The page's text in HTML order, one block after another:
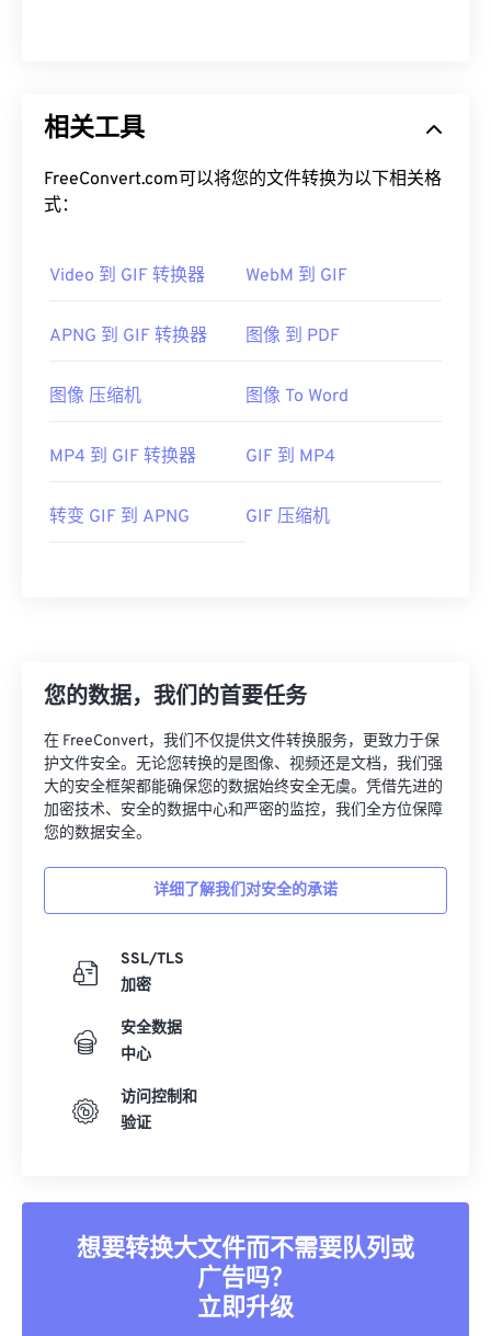
相关工具
FreeConvert.com可以将您的文件转换为以下相关格
式：
Video 到 GIF 转换器 WebM 到 GIF
APNG 到 GIF 转换器 图像 到 PDF
图像 压缩机 图像 To Word
MP4 到 GIF 转换器 GIF 到 MP4
转变 GIF 到 APNG GIF 压缩机
您的数据，我们的首要任务
在 FreeConvert，我们不仅提供文件转换服务，更致力于保
护文件安全。无论您转换的是图像、视频还是文档，我们强
大的安全框架都能确保您的数据始终安全无虞。凭借先进的
加密技术、安全的数据中心和严密的监控，我们全方位保障
您的数据安全。
详细了解我们对安全的承诺
SSL/TLS
加密
安全数据
中心
访问控制和
验证
想要转换大文件而不需要队列或
广告吗？
立即升级